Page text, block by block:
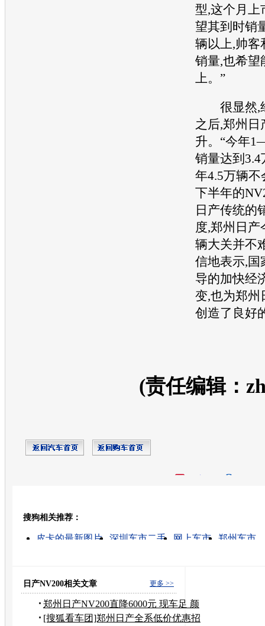
型,这个月上
望其到时销
辆以上,帅客
销量,也希望
上。”
很显然,
之后,郑州日
升。“今年
销量达到
年4.5万辆
下半年的
日产传统的
度,郑州日产
辆大关并不
信地表示,国
导的加快经
变,也为郑州
创造了良好
(责任编辑：
搜狗相关推荐：
皮卡的最新图片 深圳车市二手 网上车市
郑州车市
更多 >>
日产NV200相关文章
郑州日产NV200直降6000元 现车足 颜
色全
[搜狐看车团]郑州日产全系低价优惠招